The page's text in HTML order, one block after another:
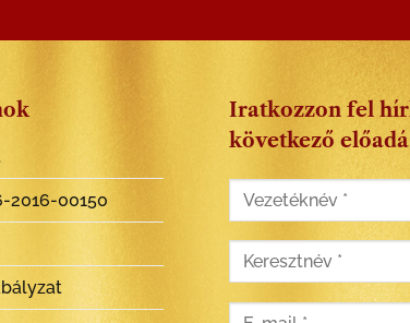
2016-00150​
Iratkozzon fel
következő